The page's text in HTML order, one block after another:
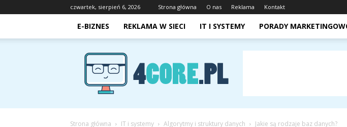
czwartek, sierpień 6, 2026 Strona główna O nas Reklama Kontakt
E-BIZNES REKLAMA W SIECI IT I SYSTEMY PORADY
4core.pl
Strona główna IT i systemy Algorytmy i struktury danych Jakie są rodzaje baz danych?